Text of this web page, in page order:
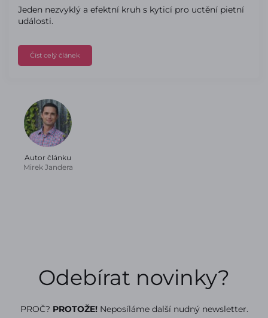
Jeden nezvyklý a efektní kruh s kyticí pro uctění pietní
události.
Číst celý článek
Autor článku
Mirek Jandera
Odebírat novinky?
PROČ? PROTOŽE! Neposíláme další nudný newsletter.